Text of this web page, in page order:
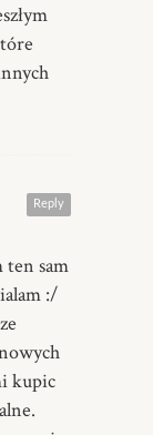
Reply
ten sam
:/
kupic